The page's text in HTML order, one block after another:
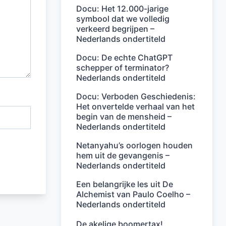
Docu: Het 12.000-jarige
symbool dat we volledig
verkeerd begrijpen –
Nederlands ondertiteld
Docu: De echte ChatGPT
schepper of terminator?
Nederlands ondertiteld
Docu: Verboden Geschiedenis:
Het onvertelde verhaal van het
begin van de mensheid –
Nederlands ondertiteld
Netanyahu’s oorlogen houden
hem uit de gevangenis –
Nederlands ondertiteld
Een belangrijke les uit De
Alchemist van Paulo Coelho –
Nederlands ondertiteld
De akelige boomertax!